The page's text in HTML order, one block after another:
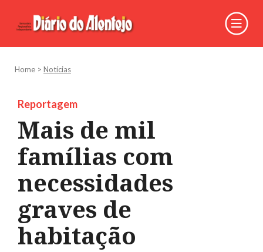
Home > Notícias
Reportagem
Mais de mil
famílias com
necessidades
graves de
habitação